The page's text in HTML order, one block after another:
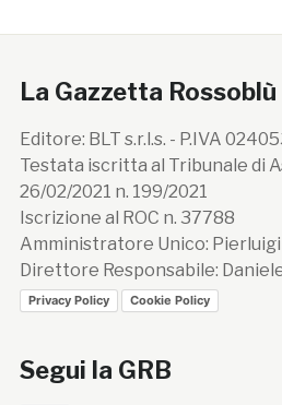
La Gazzetta Rossoblù
Editore: BLT s.r.l.s. - P.IVA
Testata iscritta al Tribunale di
26/02/2021 n. 199/2021
Iscrizione al ROC n. 37788
Amministratore Unico:
Direttore Responsabile:
Privacy Policy Cookie Policy
Segui la GRB